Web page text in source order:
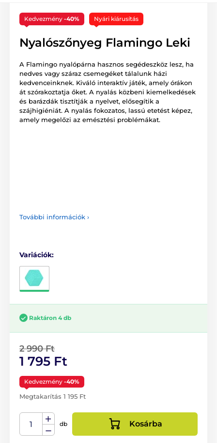
Kedvezmény -40% Nyári kiárusítás
Nyalószőnyeg Flamingo Leki
A Flamingo nyalópárna hasznos segédeszköz lesz, ha
nedves vagy száraz csemegéket tálalunk házi
kedvenceinknek. Kiváló interaktív játék, amely órákon
át szórakoztatja őket. A nyalás közbeni kiemelkedések
és barázdák tisztítják a nyelvet, elősegítik a
szájhigiéniát. A nyalás fokozatos, lassú etetést képez,
amely megelőzi az emésztési problémákat.
További információk ›
Variációk:
Raktáron 4 db
2 990 Ft
1 795 Ft
Kedvezmény -40%
Megtakarítás 1 195 Ft
db Kosárba